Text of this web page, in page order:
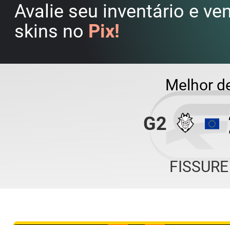
Avalie seu inventário e
skins no Pix!
Melhor
G2